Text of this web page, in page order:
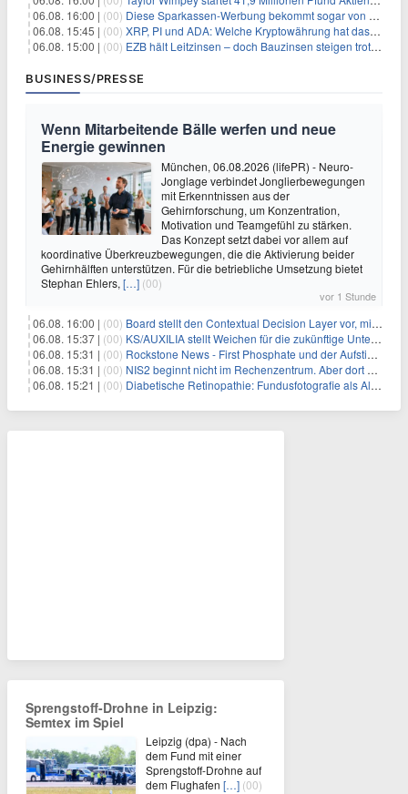
06.08. 16:00 | (00) Diese Sparkassen-Werbung bekommt sogar von der Konkurrenz Lob
06.08. 15:45 | (00) XRP, PI und ADA: Welche Kryptowährung hat das größte Potenzial im nächsten Bullenmarkt?
06.08. 15:00 | (00) EZB hält Leitzinsen – doch Bauzinsen steigen trotzdem: Das Nahost-Problem für Immobilienkäufer
BUSINESS/PRESSE
Wenn Mitarbeitende Bälle werfen und neue
Energie gewinnen
München, 06.08.2026 (lifePR) - Neuro-
Jonglage verbindet Jonglierbewegungen
mit Erkenntnissen aus der
Gehirnforschung, um Konzentration,
Motivation und Teamgefühl zu stärken.
Das Konzept setzt dabei vor allem auf
koordinative Überkreuzbewegungen, die die Aktivierung beider
Gehirnhälften unterstützen. Für die betriebliche Umsetzung bietet
Stephan Ehlers, […] (00)
vor 1 Stunde
06.08. 16:00 | (00) Board stellt den Contextual Decision Layer vor, mit dem Unternehmensdaten und KI-Investitionen in intelligentere Geschäftsentscheidungen umgesetzt wer
06.08. 15:37 | (00) KS/AUXILIA stellt Weichen für die zukünftige Unternehmensführung
06.08. 15:31 | (00) Rockstone News - First Phosphate und der Aufstieg der nordamerikanischen Batterie-Unabhängigkeit: Die Entstehung des Battery Valley in Québec
06.08. 15:31 | (00) NIS2 beginnt nicht im Rechenzentrum. Aber dort endet sie auch nicht.
06.08. 15:21 | (00) Diabetische Retinopathie: Fundusfotografie als Alternative zur Ophthalmoskopie
Sprengstoff-Drohne in Leipzig:
Semtex im Spiel
Leipzig (dpa) - Nach
dem Fund mit einer
Sprengstoff-Drohne auf
dem Flughafen […] (00)